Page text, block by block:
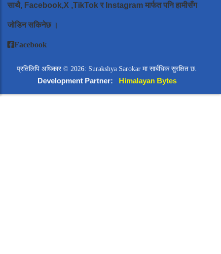
साथै, Facebook,X ,TikTok र Instagram मार्फत पनि हामीसँग
जोडिन सकिनेछ ।
Facebook
प्रतिलिपि अधिकार © 2026: Surakshya Sarokar मा सार्बधिक सुरक्षित छ.
Development Partner: Himalayan Bytes